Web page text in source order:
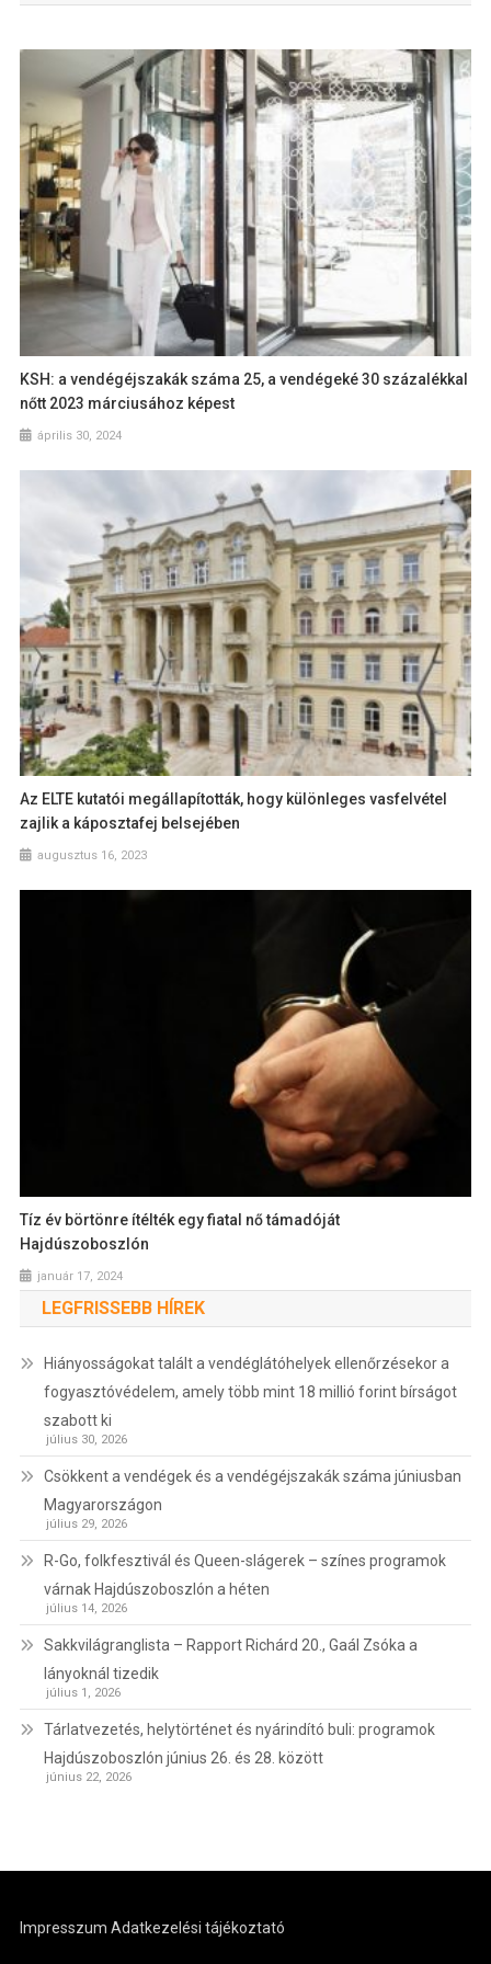
KSH: a vendégéjszakák száma 25, a vendégeké 30 százalékkal
nőtt 2023 márciusához képest
április 30, 2024
Az ELTE kutatói megállapították, hogy különleges vasfelvétel
zajlik a káposztafej belsejében
augusztus 16, 2023
Tíz év börtönre ítélték egy fiatal nő támadóját
Hajdúszoboszlón
január 17, 2024
LEGFRISSEBB HÍREK
Hiányosságokat talált a vendéglátóhelyek ellenőrzésekor a
fogyasztóvédelem, amely több mint 18 millió forint bírságot
szabott ki
július 30, 2026
Csökkent a vendégek és a vendégéjszakák száma júniusban
Magyarországon
július 29, 2026
R-Go, folkfesztivál és Queen-slágerek – színes programok
várnak Hajdúszoboszlón a héten
július 14, 2026
Sakkvilágranglista – Rapport Richárd 20., Gaál Zsóka a
lányoknál tizedik
július 1, 2026
Tárlatvezetés, helytörténet és nyárindító buli: programok
Hajdúszoboszlón június 26. és 28. között
június 22, 2026
Impresszum Adatkezelési tájékoztató